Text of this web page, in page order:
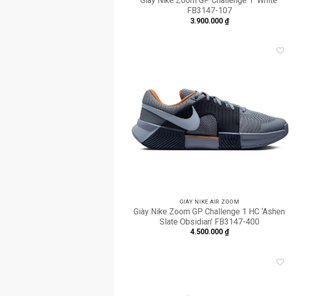
FB3147-107
3.900.000 ₫
GIÀY NIKE AIR ZOOM
Giày Nike Zoom GP Challenge 1 HC ‘Ashen
Slate Obsidian’ FB3147-400
4.500.000 ₫